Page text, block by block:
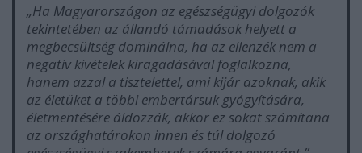
„Ha Magyarországon az egészségügyi dolgozók
tekintetében az állandó támadások helyett a
megbecsültség dominálna, ha az ellenzék nem a
negatív kivételek kiragadásával foglalkozna,
hanem azzal a tisztelettel, ami kijár azoknak, akik
az életüket a többi embertársuk gyógyítására,
életmentésére áldozzák, akkor ez sokat számítana
az országhatárokon innen és túl dolgozó